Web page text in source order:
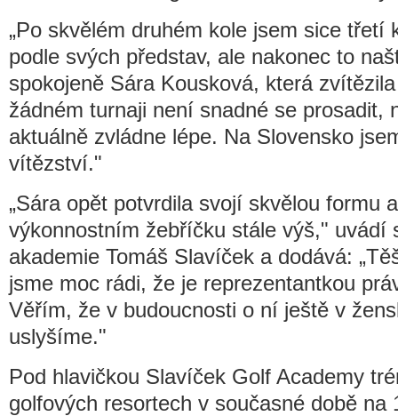
„Po skvělém druhém kole jsem sice třetí
podle svých představ, ale nakonec to
spokojeně Sára Kousková, která
žádném turnaji není snadné se prosadit,
aktuálně zvládne lépe. Na Slovensko
vítězství."
„Sára opět potvrdila svojí skvělou formu
výkonnostním žebříčku stále výš," uvádí
akademie Tomáš Slavíček a dodává:
jsme moc rádi, že je reprezentantkou
Věřím, že v budoucnosti o ní ještě v
uslyšíme."
Pod hlavičkou Slavíček Golf Academy
golfových resortech v současné době na